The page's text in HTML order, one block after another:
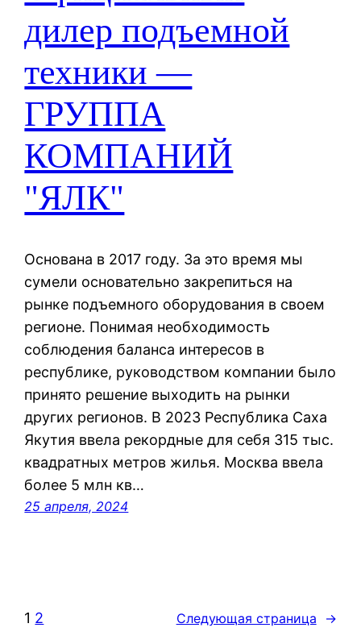
дилер подъемной
техники —
ГРУППА
КОМПАНИЙ
"ЯЛК"
Основана в 2017 году. За это время мы
сумели основательно закрепиться на
рынке подъемного оборудования в своем
регионе. Понимая необходимость
соблюдения баланса интересов в
республике, руководством компании было
принято решение выходить на рынки
других регионов. В 2023 Республика Саха
Якутия ввела рекордные для себя 315 тыс.
квадратных метров жилья. Москва ввела
более 5 млн кв…
25 апреля, 2024
1 2 Следующая страница →